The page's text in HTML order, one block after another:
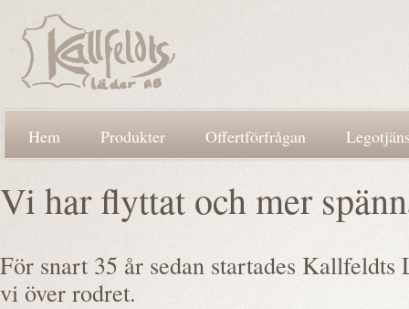
Hem Produkter Offertförfrågan
Vi har flyttat och mer
För snart 35 år sedan startades Kallfeldts
vi över rodret.